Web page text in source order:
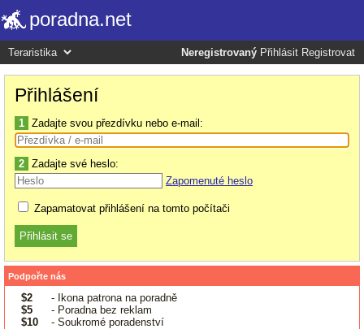
poradna.net
Neregistrovaný Přihlásit Registrovat
Přihlášení
1 Zadajte svou přezdívku nebo e-mail:
2 Zadajte své heslo:
Zapomenuté heslo
Zapamatovat přihlášení na tomto počítači
Podpořte nás
$2
- Ikona patrona na poradně
$5
- Poradna bez reklam
$10
- Soukromé poradenství